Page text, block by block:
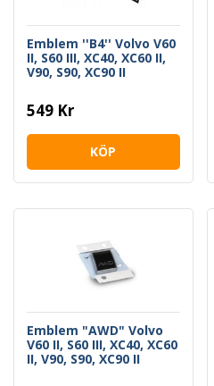
Emblem ''B4'' Volvo V60
II, S60 III, XC40, XC60 II,
V90, S90, XC90 II
549 Kr
KÖP
Emblem "AWD" Volvo
V60 II, S60 III, XC40, XC60
II, V90, S90, XC90 II